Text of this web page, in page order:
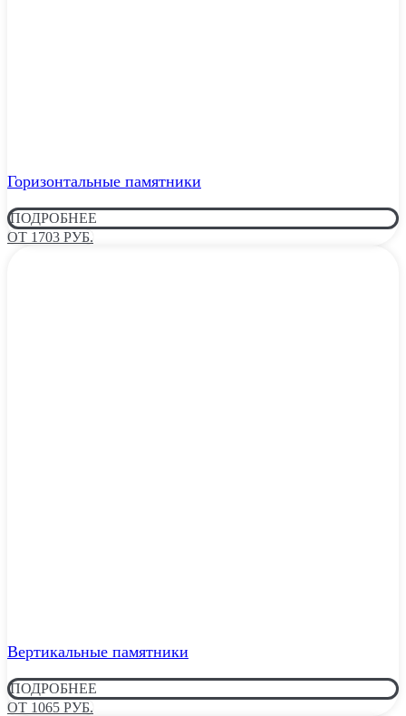
Горизонтальные памятники
ПОДРОБНЕЕ
ОТ 1703 РУБ.
Вертикальные памятники
ПОДРОБНЕЕ
ОТ 1065 РУБ.